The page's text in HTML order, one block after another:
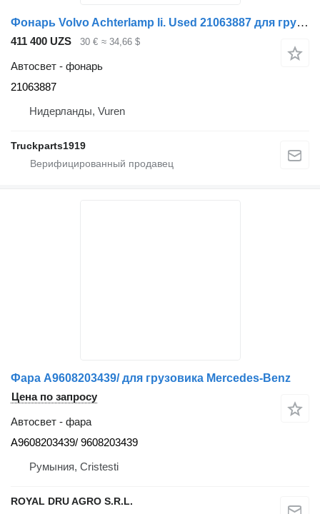
Фонарь Volvo Achterlamp li. Used 21063887 для грузовика
411 400 UZS 30 € ≈ 34,66 $
Автосвет - фонарь
21063887
Нидерланды, Vuren
Truckparts1919
Фара A9608203439/ для грузовика Mercedes-Benz
Цена по запросу
Автосвет - фара
A9608203439/ 9608203439
Румыния, Cristesti
ROYAL DRU AGRO S.R.L.